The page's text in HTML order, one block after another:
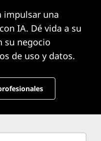
impulsar una
IA. Dé vida a su
su negocio
de uso y datos.